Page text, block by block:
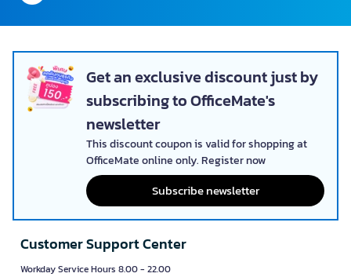
Get an exclusive discount just by
subscribing to OfficeMate's
newsletter
This discount coupon is valid for shopping at
OfficeMate online only. Register now
Subscribe newsletter
Customer Support Center
Workday Service Hours 8.00 - 22.00